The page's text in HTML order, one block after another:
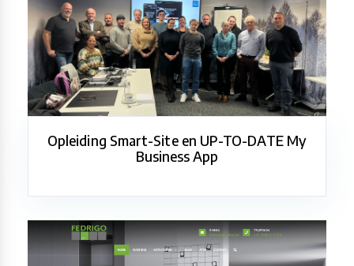
Opleiding Smart-Site en UP-TO-DATE My
Business App